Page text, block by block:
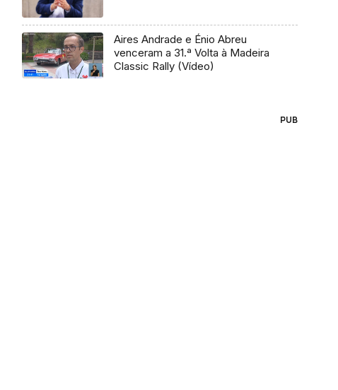
Aires Andrade e Énio Abreu
venceram a 31.ª Volta à Madeira
Classic Rally (Vídeo)
PUB